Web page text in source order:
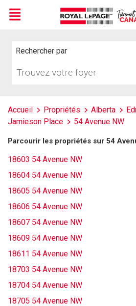
Menu
Rechercher par
votre
Accueil Propriétés Alberta
Jamieson Place
54 Avenue NW
Parcourir les propriétés sur 54
18603 54 Avenue NW
18604 54 Avenue NW
18605 54 Avenue NW
18606 54 Avenue NW
18607 54 Avenue NW
18609 54 Avenue NW
18611 54 Avenue NW
18703 54 Avenue NW
18704 54 Avenue NW
18705 54 Avenue NW